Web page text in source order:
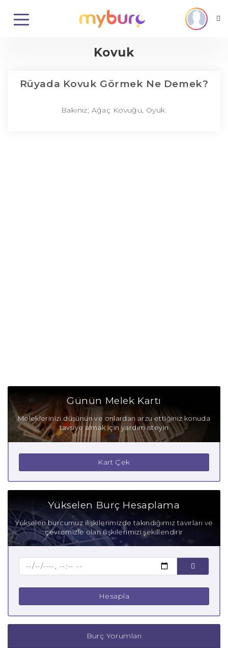
Kovuk
Rüyada Kovuk Görmek Ne Demek?
Bakınız; Ağaç Kovuğu, Oyuk.
Günün Melek Kartı
Meleklerinizi düşünün ve onlardan arzu ettiğiniz konuda
tavsiye almak için yardım isteyin
Kart Çek
Yükselen Burç Hesaplama
Yükselen burcumuz ilişkilerimizde takındığımız tavırları ve
çevremizle olan ilişkilerimizi şekillendirir
Hesapla
Burç Yorumları